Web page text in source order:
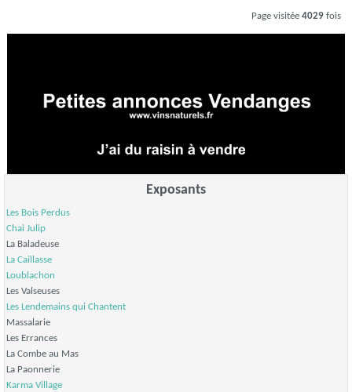
Page visitée 4029 fois
Exposants
Les Bois Perdus
Chai Julip
La Baladeuse
La Caillasse
Loublachon
Les Valseuses
Les Lendemains qui Chantent
Massalarie
Les Errances
La Combe au Mas
La Paonnerie
Karma Village